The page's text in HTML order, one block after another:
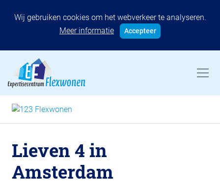
Wij gebruiken cookies om het webverkeer te analyseren.
Meer informatie
Accepteer
Lieven 4 in
Amsterdam